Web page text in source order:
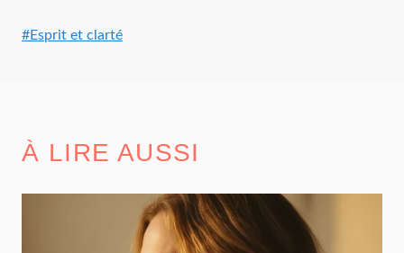
Étiquettes
#Esprit et clarté
À LIRE AUSSI